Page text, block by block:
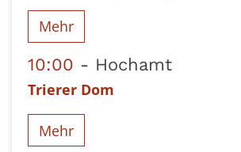
Mehr
10:00 Hochamt
Trierer Dom
Mehr